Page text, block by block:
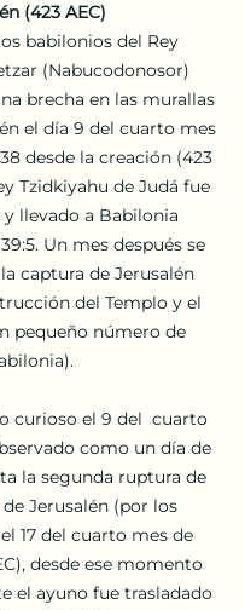
(423 AEC)
babilonios del Rey
(Nabucodonosor)
brecha en las murallas
el día 9 del cuarto mes
desde la creación (423
Tzidkiyahu de Judá fue
llevado a Babilonia
Un mes después se
captura de Jerusalén
del Templo y el
pequeño número de
curioso el 9 del  cuarto
como un día de
la segunda ruptura de
Jerusalén (por los
17 del cuarto mes de
desde ese momento
el ayuno fue trasladado